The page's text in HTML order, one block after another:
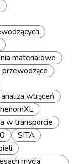
materiałowe
przewodzące
analiza wtrąceń
w transporcie
SITA
mycia